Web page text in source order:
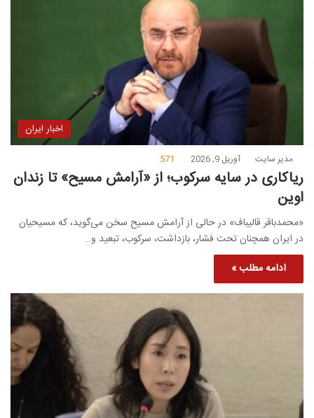
اخبار ایران
مدیر سایت آوریل 9, 2026 571
ریاکاری در سایه سرکوب؛ از «آرامش مسیح» تا زندان
اوین
«محمدباقر قالیباف» در حالی از آرامش مسیح سخن می‌گوید، که مسیحیان
در ایران همچنان تحت فشار، بازداشت، سرکوب، تبعید و…
ادامه مطلب »